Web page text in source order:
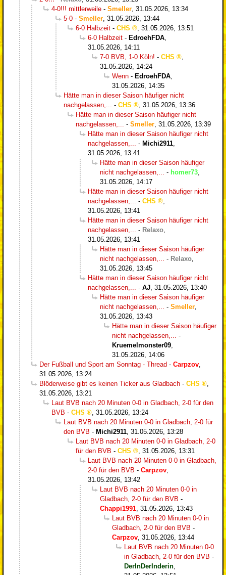
4-0!!! mittlerweile - Smeller, 31.05.2026, 13:34
5-0 - Smeller, 31.05.2026, 13:44
6-0 Halbzeit - CHS , 31.05.2026, 13:51
6-0 Halbzeit - EdroehFDA,
31.05.2026, 14:11
7-0 BVB, 1-0 Köln! - CHS
,
31.05.2026, 14:24
Wenn - EdroehFDA,
31.05.2026, 14:35
Hätte man in dieser Saison häufiger nicht
nachgelassen,... - CHS , 31.05.2026, 13:36
Hätte man in dieser Saison häufiger nicht
nachgelassen,... - Smeller, 31.05.2026, 13:39
Hätte man in dieser Saison häufiger nicht
nachgelassen,... - Michi2911,
31.05.2026, 13:41
Hätte man in dieser Saison häufiger
nicht nachgelassen,... - homer73,
31.05.2026, 14:17
Hätte man in dieser Saison häufiger nicht
nachgelassen,... - CHS
,
31.05.2026, 13:41
Hätte man in dieser Saison häufiger nicht
nachgelassen,... - Relaxo,
31.05.2026, 13:41
Hätte man in dieser Saison häufiger
nicht nachgelassen,... - Relaxo,
31.05.2026, 13:45
Hätte man in dieser Saison häufiger nicht
nachgelassen,... - AJ, 31.05.2026, 13:40
Hätte man in dieser Saison häufiger
nicht nachgelassen,... - Smeller,
31.05.2026, 13:43
Hätte man in dieser Saison häufiger
nicht nachgelassen,... -
Kruemelmonster09,
31.05.2026, 14:06
Der Fußball und Sport am Sonntag - Thread - Carpzov,
31.05.2026, 13:24
Blöderweise gibt es keinen Ticker aus Gladbach - CHS
,
31.05.2026, 13:21
Laut BVB nach 20 Minuten 0-0 in Gladbach, 2-0 für den
BVB - CHS , 31.05.2026, 13:24
Laut BVB nach 20 Minuten 0-0 in Gladbach, 2-0 für
den BVB - Michi2911, 31.05.2026, 13:28
Laut BVB nach 20 Minuten 0-0 in Gladbach, 2-0
für den BVB - CHS , 31.05.2026, 13:31
Laut BVB nach 20 Minuten 0-0 in Gladbach,
2-0 für den BVB - Carpzov,
31.05.2026, 13:42
Laut BVB nach 20 Minuten 0-0 in
Gladbach, 2-0 für den BVB -
Chappi1991, 31.05.2026, 13:43
Laut BVB nach 20 Minuten 0-0 in
Gladbach, 2-0 für den BVB -
Carpzov, 31.05.2026, 13:44
Laut BVB nach 20 Minuten 0-0
in Gladbach, 2-0 für den BVB -
DerInDerInderin,